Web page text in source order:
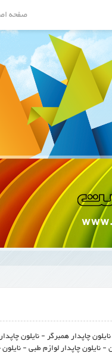
صفحه
چاپدار همبرگر - نایلون
- نایلون چاپدار لوازم طبی -